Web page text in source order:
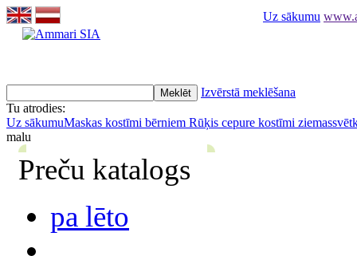
Uz sākumu
Izvērstā meklēšana
Tu atrodies:
Uz sākumuMaskas kostīmi bērniem Rūķis cepure kostīmi
malu
Preču katalogs
pa lēto